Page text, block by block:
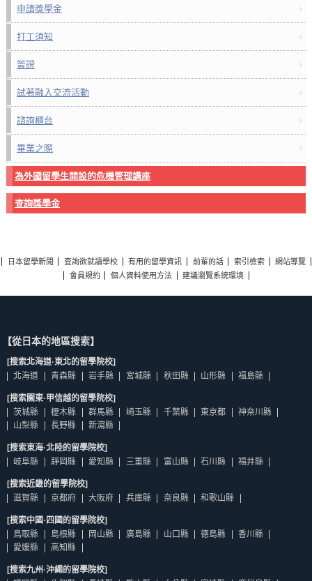
申請獎學金
打工須知
簽證
試著融入交流活動
諮詢櫃台
畢業之際
為外國留學生開設的危機管理講座
查詢獎學金
日本留學新聞 查詢欲就讀學校 有用的留學資訊 前輩的話 索引檢索
網站導覽
會員規約
個人資料使用方法 建議瀏覽系統環境
【從日本的地區搜索】
[搜索北海道·東北的留學院校]
北海道
青森縣 岩手縣 宮城縣 秋田縣 山形縣 福島縣
[搜索關東·甲信越的留學院校]
茨城縣
櫪木縣 群馬縣 崎玉縣 千葉縣 東京都
神奈川縣
山梨縣
長野縣 新瀉縣
[搜索東海·北陸的留學院校]
岐阜縣
靜岡縣 愛知縣 三重縣 富山縣 石川縣 福井縣
[搜索近畿的留學院校]
滋賀縣
京都府 大阪府 兵庫縣 奈良縣 和歌山縣
[搜索中國·四國的留學院校]
鳥取縣
島根縣 岡山縣 廣島縣 山口縣 德島縣
香川縣
愛媛縣
高知縣
[搜索九州·沖繩的留學院校]